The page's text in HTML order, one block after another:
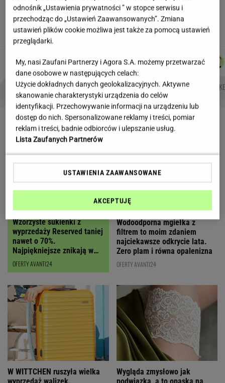
Zaskakująca lista gości na urodzinach
Solorza. Pojawiły się jego dzieci
Autorzy:
DANIEL
MAIKOWSKI
MARCIN
KOZŁOWSKI
MICHAŁ
TRELA
CHOJNACKA
NAJWIĘKSZA JASKINIA ŚWIATA BIAŁE LINIE NA SWOICH OKNACH ATAK
LETNIE OKAZJE
Wzorzyste sukienki z
wyprzedaży Reserved taniej
nawet o 70%.
Najpiękniejsze znikają w
mig
OFERTY AVANTI24
Wodoodporna mgiełka z
filtrem to moim zdaniem
najciekawsze odkrycie lata.
Zero plam i równa opalenizna
OFERTY AVANTI24
W WITTCHEN ruszyła wielka
Wygląda zmysłowo jak
odnośnik „Ustawienia prywatności ” w stopce serwisu i
przechodząc do „Ustawień Zaawansowanych”. Zmiana
ustawień plików cookie możliwa jest także za pomocą ustawień
przeglądarki.
My, nasi Zaufani Partnerzy i Agora S.A. możemy przetwarzać
dane osobowe w następujących celach:
Użycie dokładnych danych geolokalizacyjnych. Aktywne
skanowanie charakterystyki urządzenia do celów
identyfikacji. Przechowywanie informacji na urządzeniu lub
dostęp do nich. Spersonalizowane reklamy i treści, pomiar
reklam i treści, badnie odbiorców i ulepszanie usług.
Lista Zaufanych Partnerów
USTAWIENIA ZAAWANSOWANE
AKCEPTUJĘ